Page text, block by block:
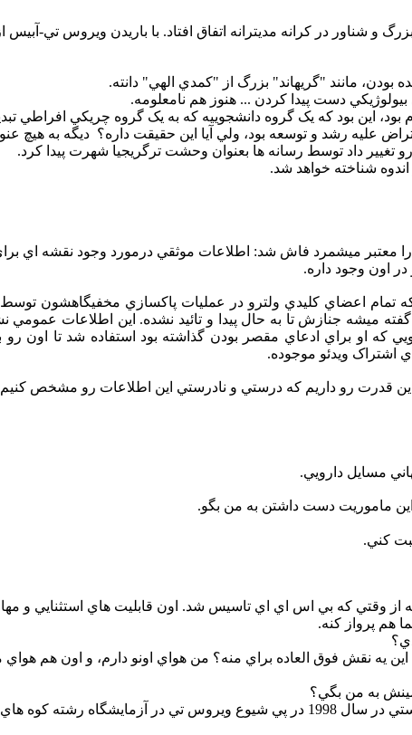
ترگريجيا، شهري بزرگ و شناور در کرانه مديترانه اتفاق افتاد. با باريدن
بودن، مانند "گريهاند" بزرگ از "کمدي الهي" دانته.
دست پيدا کردن ... هنوز هم نامعلومه.
بود، اين بود که يک گروه دانشجوييه که به يک گروه چريکي افراطي
عليه رشد و توسعه بود، ولي آيا اين حقيقت داره؟ ديگه به هيچ
تغيير داد توسط رسانه ها بعنوان وحشت ترگريجيا شهرت پيدا کرد.
اندوه شناخته خواهد شد.
معتبر ميشمرد فاش شد: اطلاعات موثقي درمورد وجود نقشه اي
اون وجود داره.
که تمام اعضاي کليدي ولترو در عمليات پاکسازي مخفيگاهشون
گفته ميشه جنازش تا به حال پيدا و تائيد نشده. اين اطلاعات
او براي ادعاي مقصر بودن گذاشته بود استفاده شد تا اون رو
اشتراک ويدئو موجوده.
قدرت رو داريم که درستي و نادرستي اين اطلاعات رو مشخص کنيم.
مسايل دارويي.
اين ماموريت دست داشتن به من بگو.
کني.
از وقتي که بي اس اي اي تاسيس شد. اون قابليت هاي استثنايي و
هم پرواز کنه.
اين يه نقش فوق العاده براي منه؟ من هواي اونو دارم، و اون هم
به من بگي؟
جسيکا: خيلي خب. جنگ کريس با سلاح هاي زيستي در سال 1998 در پي شيوع ويروس تي